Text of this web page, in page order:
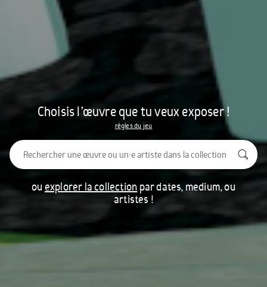
Choisis l’œuvre que tu veux exposer !
règles du jeu
ou explorer la collection par dates, medium, ou
artistes !